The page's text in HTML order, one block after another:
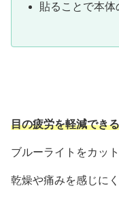
貼ることで本
目の疲労を軽減できる
ブルーライトをカッ
乾燥や痛みを感じに